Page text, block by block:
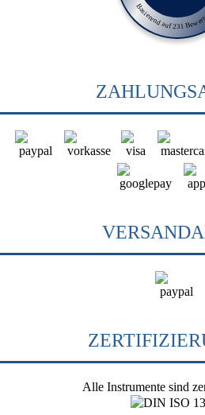
Basierend auf 231
Alle Instrumente sind